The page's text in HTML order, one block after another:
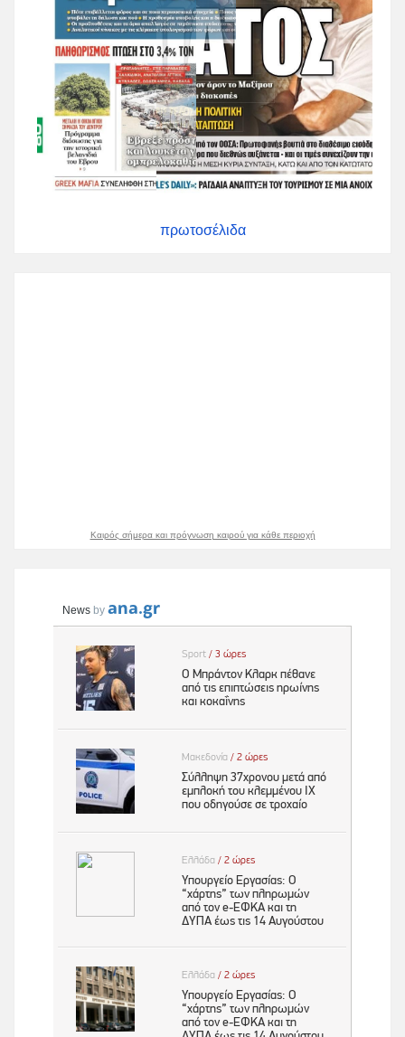
πρωτοσέλιδα
Καιρός σήμερα και πρόγνωση καιρού για κάθε περιοχή